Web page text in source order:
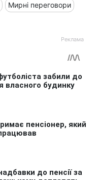
Мирні переговори